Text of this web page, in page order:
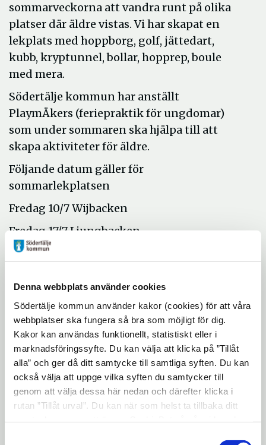
Denna webbplats använder cookies
Södertälje kommun använder kakor (cookies) för att våra
webbplatser ska fungera så bra som möjligt för dig.
Kakor kan användas funktionellt, statistiskt eller i
marknadsföringssyfte. Du kan välja att klicka på ”Tillåt
alla” och ger då ditt samtycke till samtliga syften. Du kan
också välja att uppge vilka syften du samtycker till
genom att välja dessa här nedan och därefter klicka i
rutan ”Tillåt urval”. Du kan när som helst ta tillbaka ditt
sommarveckorna att vandra runt på olika
platser där äldre vistas. Vi har skapat en
lekplats med hoppborg, golf, jättedart,
kubb, kryptunnel, bollar, hopprep, boule
med mera.
Södertälje kommun har anställt
PlaymÄkers (feriepraktik för ungdomar)
som under sommaren ska hjälpa till att
skapa aktiviteter för äldre.
Följande datum gäller för
sommarlekplatsen
Fredag 10/7 Wijbacken
Fredag 17/7 Ljungbacken
Tisdag 28/7 Mariekällgården
sommarprojekt. Kultur 365 är ett projekt
som arbetar för att ändra synsätt på kultur
och aktiviteter för seniorer. Ett av målen är
att låta barn och äldre mötas kring
gemensamma aktiviteter. Och vad kan vara
skojigare än lite sommarlek? Kultur 365 är